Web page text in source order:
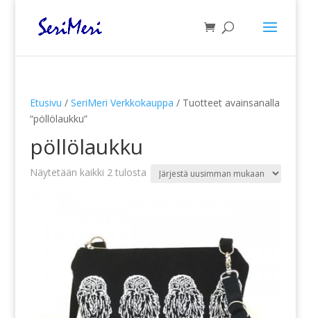
Etusivu / SeriMeri Verkkokauppa / Tuotteet avainsanalla
“pöllölaukku”
pöllölaukku
Näytetään kaikki 2 tulostaSorted